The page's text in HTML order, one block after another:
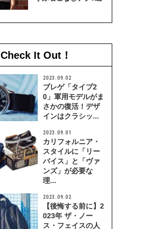
Check It Out！
2023.09.02
ブレゲ「タイプ2
0」軍用モデルがま
さかの復活！デザ
インはクラシッ...
2023.09.01
カリフォルニア・
スタイルに「リー
バイス」と「ヴァ
ンズ」が必要な
理...
2023.09.02
【後悔する前に】2
023年 ザ・ノー
ス・フェイスの人